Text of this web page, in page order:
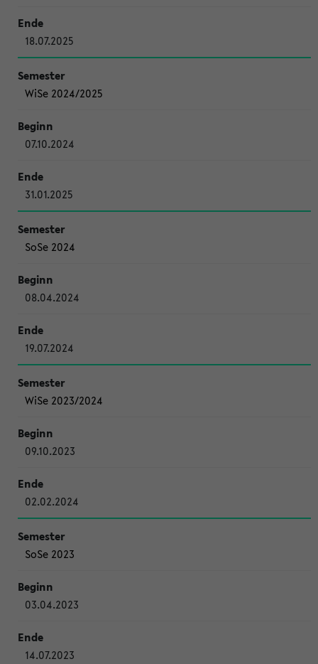
18.07.2025
WiSe 2024/2025
07.10.2024
31.01.2025
SoSe 2024
08.04.2024
19.07.2024
WiSe 2023/2024
09.10.2023
02.02.2024
SoSe 2023
03.04.2023
14.07.2023